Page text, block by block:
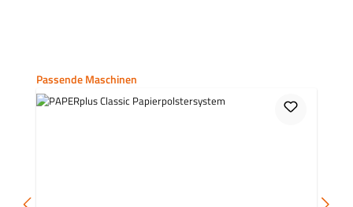
Produktgalerie überspringen
Passende Maschinen